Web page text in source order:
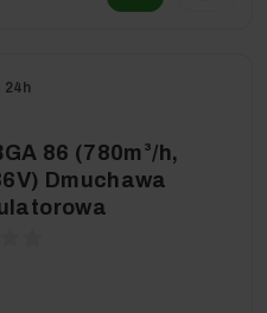
24h
86 (780m³/h,
Dmuchawa